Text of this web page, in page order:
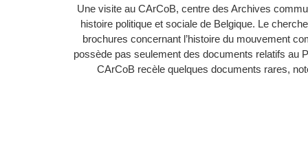
Une visite au CArCoB, centre des Archives
histoire politique et sociale de Belgique. Le
brochures concernant l’histoire du mouvement
possède pas seulement des documents relatifs au
CArCoB recèle quelques documents rares,